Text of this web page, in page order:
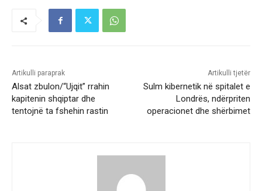
Artikulli paraprak
Alsat zbulon/“Ujqit” rrahin
kapitenin shqiptar dhe
tentojnë ta fshehin rastin
Artikulli tjetër
Sulm kibernetik në spitalet e
Londrës, ndërpriten
operacionet dhe shërbimet